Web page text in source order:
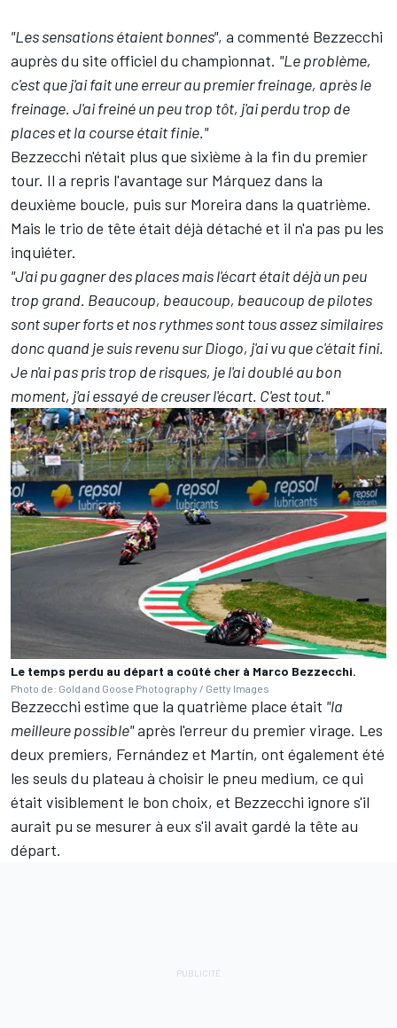
"Les sensations étaient bonnes", a commenté Bezzecchi
auprès du site officiel du championnat. "Le problème,
c'est que j'ai fait une erreur au premier freinage, après le
freinage. J'ai freiné un peu trop tôt, j'ai perdu trop de
places et la course était finie."
Bezzecchi n'était plus que sixième à la fin du premier
tour. Il a repris l'avantage sur Márquez dans la
deuxième boucle, puis sur Moreira dans la quatrième.
Mais le trio de tête était déjà détaché et il n'a pas pu les
inquiéter.
"J'ai pu gagner des places mais l'écart était déjà un peu
trop grand. Beaucoup, beaucoup, beaucoup de pilotes
sont super forts et nos rythmes sont tous assez similaires
donc quand je suis revenu sur Diogo, j'ai vu que c'était fini.
Je n'ai pas pris trop de risques, je l'ai doublé au bon
moment, j'ai essayé de creuser l'écart. C'est tout."
Le temps perdu au départ a coûté cher à Marco Bezzecchi.
Photo de: Gold and Goose Photography / Getty Images
Bezzecchi estime que la quatrième place était "la
meilleure possible"après l'erreur du premier virage. Les
deux premiers, Fernández et Martín, ont également été
les seuls du plateau à choisir le pneu medium, ce qui
était visiblement le bon choix, et Bezzecchi ignore s'il
aurait pu se mesurer à eux s'il avait gardé la tête au
départ.